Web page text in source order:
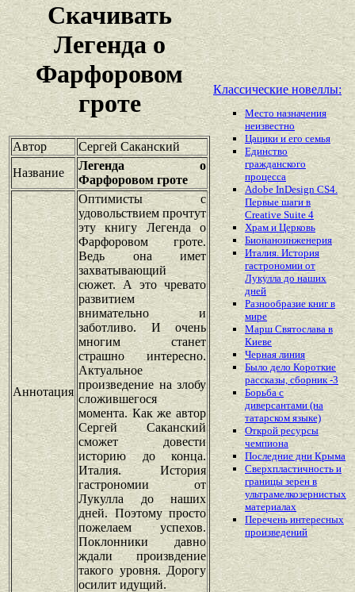
Скачивать
Легенда о
Фарфоровом
гроте
Автор
Сергей Саканский
Название
Легенда о
Фарфоровом гроте
Аннотация
Оптимисты с
удовольствием прочтут
эту книгу Легенда о
Фарфоровом гроте.
Ведь она имет
захватывающий
сюжет. А это чревато
развитием
внимательно и
заботливо. И очень
многим станет
страшно интересно.
Актуальное
произведение на злобу
сложившегося
момента. Как же автор
Сергей Саканский
сможет довести
историю до конца.
Италия. История
гастрономии от
Лукулла до наших
дней. Поэтому просто
пожелаем успехов.
Поклонники давно
ждали произвдение
такого уровня. Дорогу
осилит идущий.
Классические новеллы:
Место назначения
неизвестно
Цацики и его семья
Единство
гражданского
процесса
Adobe InDesign СS4.
Первые шаги в
Creative Suite 4
Храм и Церковь
Бионаноинженерия
Италия. История
гастрономии от
Лукулла до наших
дней
Разнообразие книг в
мире
Марш Святослава в
Киеве
Черная линия
Было дело Короткие
рассказы, сборник -3
Борьба с
диверсантами (на
татарском языке)
Открой ресурсы
чемпиона
Последние дни Крыма
Сверхпластичность и
границы зерен в
ультрамелкозернистых
материалах
Перечень интересных
произведений